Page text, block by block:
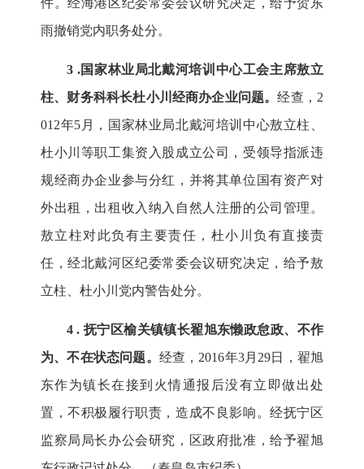
雨撤销党内职务处分。
3 .国家林业局北戴河培训中心工会主席敖立
柱、财务科科长杜小川经商办企业问题。经查，2
012年5月，国家林业局北戴河培训中心敖立柱、
杜小川等职工集资入股成立公司，受领导指派违
规经商办企业参与分红，并将其单位国有资产对
外出租，出租收入纳入自然人注册的公司管理。
敖立柱对此负有主要责任，杜小川负有直接责
任，经北戴河区纪委常委会议研究决定，给予敖
立柱、杜小川党内警告处分。
4 . 抚宁区榆关镇镇长翟旭东懒政怠政、不作
为、不在状态问题。 经查，2016年3月29日，翟旭
东作为镇长在接到火情通报后没有立即做出处
置，不积极履行职责，造成不良影响。经抚宁区
监察局局长办公会研究，区政府批准，给予翟旭